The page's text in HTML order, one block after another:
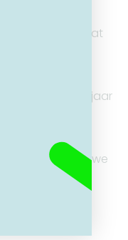
zolang dat
van
of om
bewaren tot 5 jaar
zullen we
of
verplichting of
dat we